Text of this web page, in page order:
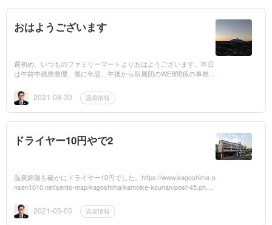
おはようございます
週初め、いつものファミリーマートよりおはようございます。昨日
は午前中残務整理、昼に年忌、午後から所属団のWEB関係の事務仕
しまったので、...
2021-08-30 温泉情報
ドライヤー10円やで2
温泉錦湯も確かにドライヤー10円でした。https://www.kagoshima-o
nsen1010.net/sento-map/kagoshima/kamoike-kounan/post-45.php
2021-05-05 温泉情報